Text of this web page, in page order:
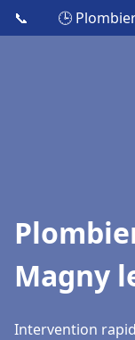
📞 🕒
Magny
Intervention